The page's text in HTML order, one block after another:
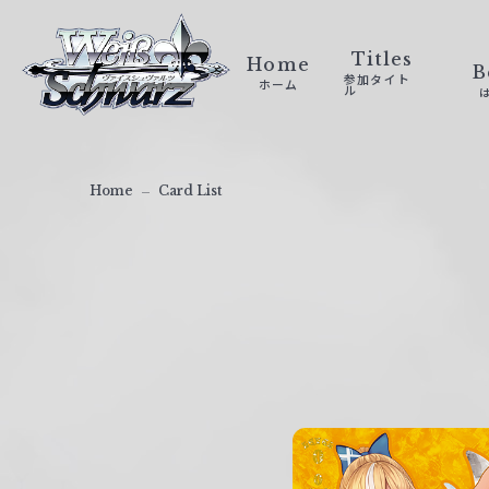
ァ
Home
ホーム
Titles
参加タイト
ル
Home Card List